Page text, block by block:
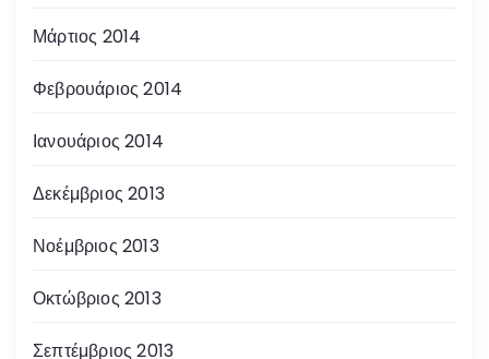
Μάρτιος 2014
Φεβρουάριος 2014
Ιανουάριος 2014
Δεκέμβριος 2013
Νοέμβριος 2013
Οκτώβριος 2013
Σεπτέμβριος 2013